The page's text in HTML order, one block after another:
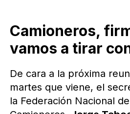
Camioneros,
vamos a tirar
De cara a la próxima
martes que viene, el
la Federación Nacional